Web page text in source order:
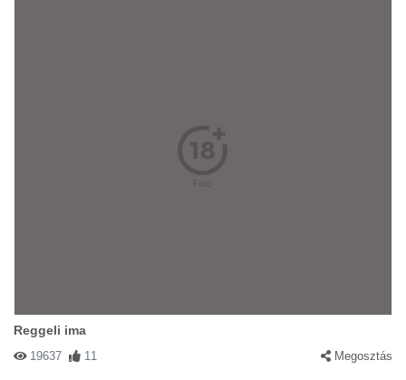
Reggeli ima
19637 11 Megosztás